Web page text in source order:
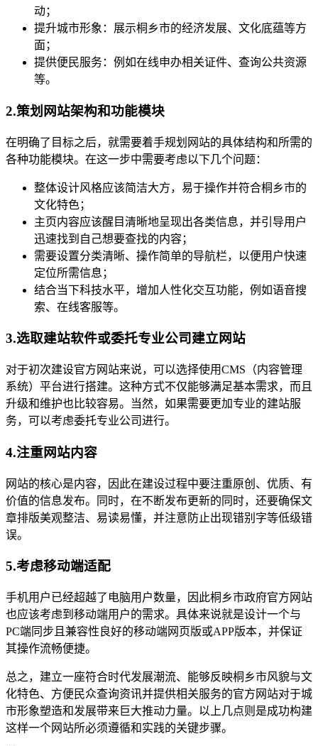
动；
提升城市形象：展示桐乡市的经济发展、文化底蕴等方
面；
提供便民服务：例如在线申办相关证件、查询公共资源
等。
2.策划网站架构和功能模块
在明确了目标之后，就需要着手规划网站的具体结构和所需的
各种功能模块。在这一步中需要考虑以下几个问题：
整体设计风格应该简洁大方，易于操作并符合桐乡市的
文化特色；
主页内容应该醒目清晰地呈现出各类信息，并引导用户
迅速找到自己想要查找的内容；
需要设置分类清晰、操作简单的导航栏，以便用户快速
定位所需信息；
结合当下科技水平，增加人性化交互功能，例如语音搜
索、在线客服等。
3.选取建站软件或委托专业公司建立网站
对于初次建设官方网站来说，可以选择使用CMS（内容管理
系统）平台进行搭建。这种方式不仅能够满足基本需求，而且
升级和维护也比较容易。当然，如果需要更加专业的建站服
务，可以考虑委托专业公司进行。
4.注重网站内容
网站的核心是内容，因此在建设过程中要注重原创、优质、有
价值的信息发布。同时，在不断发布更新的同时，还要确保文
章排版美观整洁、易读易懂，并注意防止出现错别字等低级错
误。
5.考虑移动端适配
手机用户已经超越了电脑用户数量，因此桐乡市政府官方网站
也应该考虑到移动端用户的需求。具体来说就是设计一个与
PC端同步且兼容性良好的移动端网页版或APP版本，并保证
其操作流畅便捷。
总之，建立一座符合时代发展潮流、能够反映桐乡市风貌与文
化特色、方便民众查询资讯并提供相关服务的官方网站对于城
市形象塑造和发展带来巨大推动力量。以上几点则是成功构建
这样一个网站所必须遵循和实践的关键步骤。